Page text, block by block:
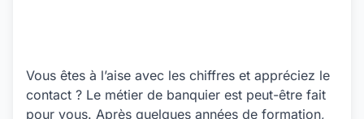
Vous êtes à l’aise avec les chiffres et appréciez le
contact ? Le métier de banquier est peut-être fait
pour vous. Après quelques années de formation,